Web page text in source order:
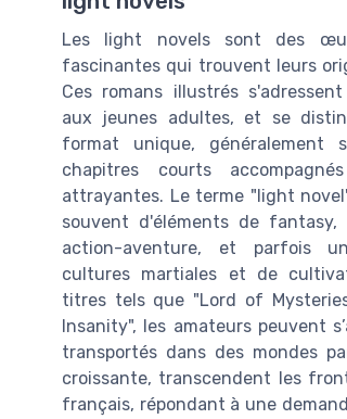
Les light novels sont des
fascinantes qui trouvent leurs
Ces romans illustrés
aux jeunes adultes, et se
format unique, généralement
chapitres courts
attrayantes. Le terme "light
souvent d'éléments de fantasy,
action-aventure, et parfois
cultures martiales et de
titres tels que "Lord of
Insanity", les amateurs peuvent
transportés dans des mondes
croissante, transcendent les
français, répondant à une